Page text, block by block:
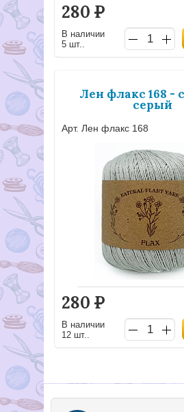
280 Р
В наличии
5 шт..
Лен флакс 168 -
серый
Арт. Лен флакс 168
280 Р
В наличии
12 шт..